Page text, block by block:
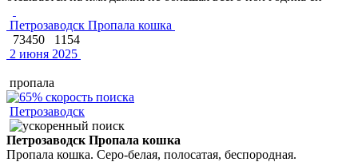
Петрозаводск Пропала кошка
73450
1154
2 июня 2025
пропала
Петрозаводск
Петрозаводск Пропала кошка
Пропала кошка. Серо-белая, полосатая, беспородная.